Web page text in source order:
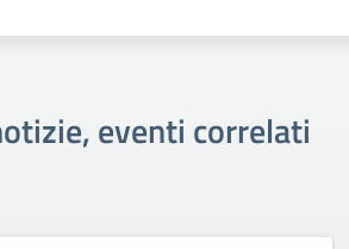
eventi correlati